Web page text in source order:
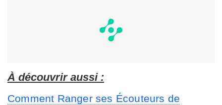
À découvrir aussi :
Comment Ranger ses Écouteurs de